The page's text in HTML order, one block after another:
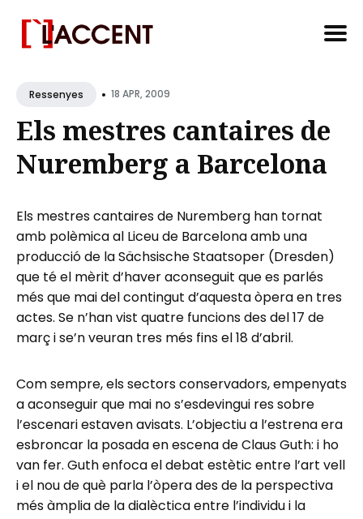
for
Blog
Ressenyes • 18 APR, 2009
Els mestres cantaires de
Nuremberg a Barcelona
Els mestres cantaires de Nuremberg han tornat
amb polèmica al Liceu de Barcelona amb una
producció de la Sächsische Staatsoper (Dresden)
que té el mèrit d’haver aconseguit que es parlés
més que mai del contingut d’aquesta òpera en tres
actes. Se n’han vist quatre funcions des del 17 de
març i se’n veuran tres més fins el 18 d’abril.
Com sempre, els sectors conservadors, empenyats
a aconseguir que mai no s’esdevingui res sobre
l’escenari estaven avisats. L’objectiu a l’estrena era
esbroncar la posada en escena de Claus Guth: i ho
van fer. Guth enfoca el debat estètic entre l’art vell
i el nou de què parla l’òpera des de la perspectiva
més àmplia de la dialèctica entre l’individu i la